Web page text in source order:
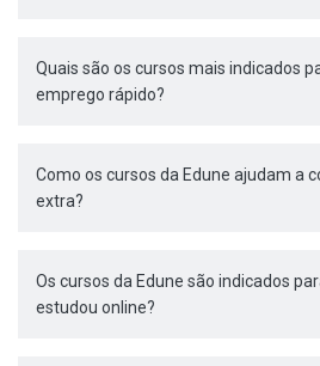
Quais são os cursos mais indicados
emprego rápido?
Como os cursos da Edune ajudam a
extra?
Os cursos da Edune são indicados
estudou online?